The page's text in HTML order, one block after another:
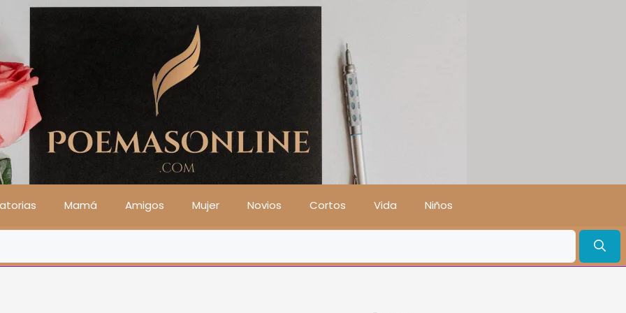
Mamá Amigos Mujer Novios Cortos Vida Niños